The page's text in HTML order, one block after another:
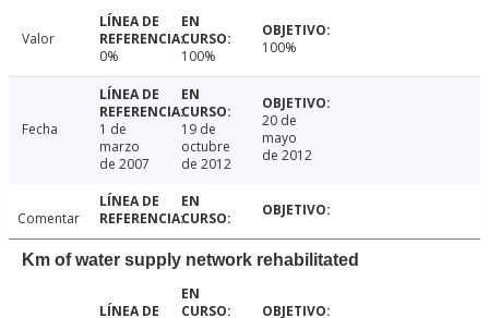
Valor
0%
100% 100%
Fecha
1 de
marzo
de 2007
19 de
octubre
de 2012
20 de
mayo
de 2012
Comentar
Km of water supply network rehabilitated